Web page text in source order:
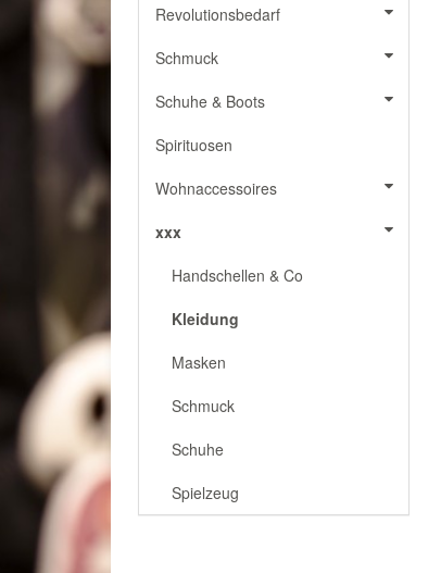
Revolutionsbedarf
Schmuck
Schuhe & Boots
Spirituosen
Wohnaccessoires
xxx
Handschellen & Co
Kleidung
Masken
Schmuck
Schuhe
Spielzeug